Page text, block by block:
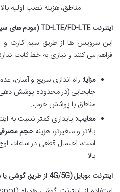
مناطق، هزینه نصب اولیه
اینترنت TD-LTE/FD-LTE (مودم های سیم کارتی)
این سرویس ها از طریق سیم کارت
فراهم می کنند و نیازی به خط ثابت
مزایا: راه اندازی سریع و آسان،
جابجایی (در محدوده پوشش
مناطق با پوشش خوب.
معایب: پایداری کمتر نسبت به
بالاتر و متغیرتر، هزینهحجم مصرفی
است، احتمال قطعی در ساعات
بالا.
اینترنت موبایل (4G/5G از طریق گوشی یا هات اسپات)